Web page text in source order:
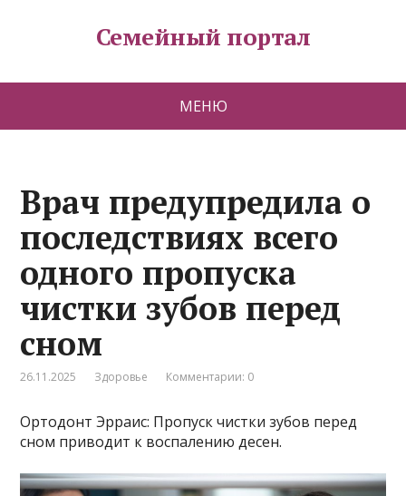
Семейный портал
МЕНЮ
Врач предупредила о
последствиях всего
одного пропуска
чистки зубов перед
сном
26.11.2025 Здоровье Комментарии: 0
Ортодонт Эрраис: Пропуск чистки зубов перед
сном приводит к воспалению десен.